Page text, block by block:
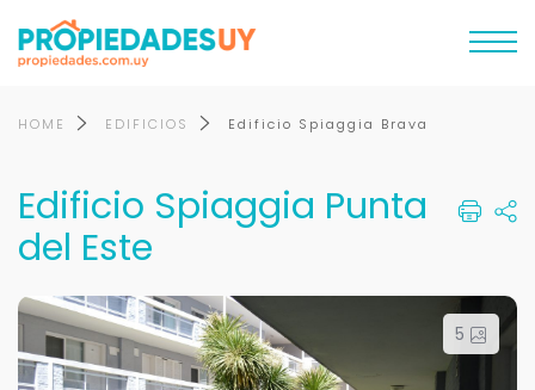
HOME EDIFICIOS Edificio Spiaggia Brava
Edificio Spiaggia Punta
del Este
5